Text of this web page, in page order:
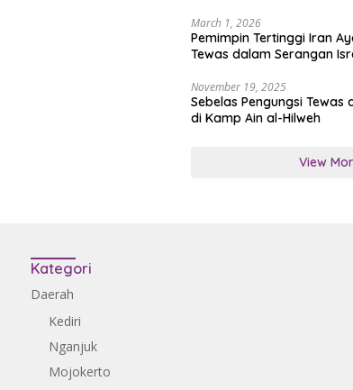
March 1, 2026
Pemimpin Tertinggi Iran
Tewas dalam Serangan
November 19, 2025
Sebelas Pengungsi
di Kamp Ain al-Hilweh
View
Kategori
Daerah
Kediri
Nganjuk
Mojokerto